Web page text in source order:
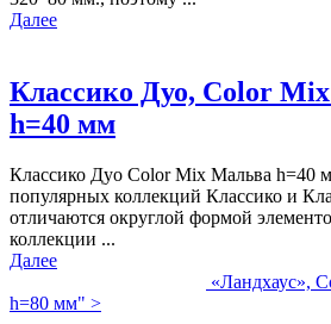
Далее
Классико Дуо, Color
h=40 мм
Классико Дуо Color Mix Мальва h=40
популярных коллекций Классико и
отличаются округлой формой
коллекции ...
Далее
«Ландхаус»,
h=80 мм" >